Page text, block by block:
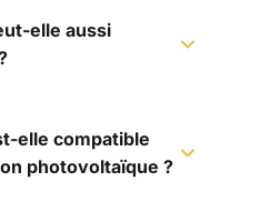
elle aussi
elle compatible
photovoltaïque ?